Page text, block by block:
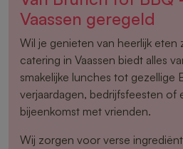
Vaassen geregeld
Wil je genieten van heerlijk
catering in Vaassen biedt alles
smakelijke lunches tot gezellige
verjaardagen, bedrijfsfeesten of
bijeenkomst met vrienden.
Wij zorgen voor verse